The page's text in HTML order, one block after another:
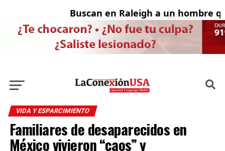
Buscan en Raleigh a un hombre
VIDA Y ESPARCIMIENTO
Familiares de desaparecidos en
México vivieron “caos” y